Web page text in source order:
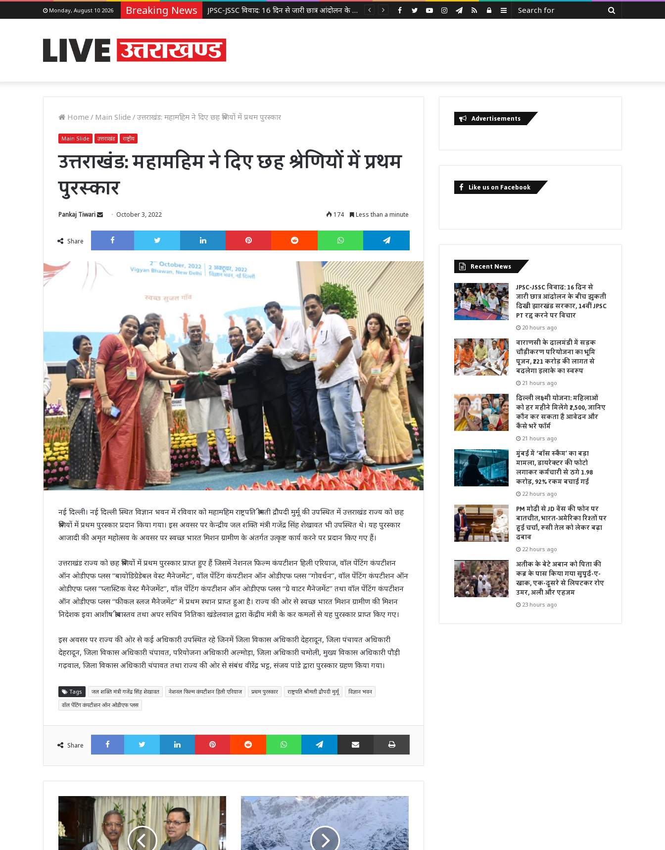
Monday, August 10 2026 Breaking News JPSC-JSSC विवाद: 16 दिन से जारी छात्र आंदोलन के बीच झुकती दिखी झारखंड सरकार, 14वीं JPSC PT रद्द करने पर विचार Sidebar
Log
RSS
Telegram
Instagram
YouTube
Twitter
Facebook
Home / Main Slide /उत्तराखंड: महामहिम ने दिए छह श्रेणियों में प्रथम पुरस्कार
Main Slide उत्तराखंड राष्ट्रीय
उत्तराखंड: महामहिम ने दिए छह श्रेणियों में प्रथम
पुरस्कार
Pankaj Tiwari
Send
email
October 3, 2022 174 Less than a minute
Share
Facebook Twitter LinkedIn Pinterest Reddit WhatsApp Telegram
नई दिल्ली। नई दिल्ली स्थित विज्ञान भवन में रविवार को महामहिम राष्ट्रपति श्रीमती द्रौपदी मुर्मू की उपस्थित में उत्तराखंड राज्य को छह
श्रेणियों में प्रथम पुरस्कार प्रदान किया गया। इस अवसर पर केन्द्रीय जल शक्ति मंत्री गजेंद्र सिंह शेखावत भी उपस्थित थे। यह पुरस्कार
आजादी की अमृत महोत्सव के अवसर पर स्वच्छ भारत मिशन ग्रामीण के अंतर्गत उत्कृष्ट कार्य करने पर प्रदान किए गए हैं।
उत्तराखंड राज्य को छह श्रेणियों में प्रथम पुरस्कार प्राप्त हुए हैं जिसमें नेशनल फिल्म कंपटीशन हिली एरियाज, वॉल पेंटिंग कंपटीशन
ऑन ओडीएफ प्लस ‘‘बायोडिग्रेडेबल वेस्ट मैनेजमेंट’’, वॉल पेंटिंग कंपटीशन ऑन ओडीएफ प्लस ‘‘गोवर्धन’’, वॉल पेंटिंग कंपटीशन ऑन
ओडीएफ प्लस ‘‘प्लास्टिक वेस्ट मैनेजमेंट’’, वॉल पेंटिंग कंपटीशन ऑन ओडीएफ प्लस ‘‘ग्रे वाटर मैनेजमेंट’’ तथा वॉल पेंटिंग कंपटीशन
ऑन ओडीएफ प्लस ‘‘फीकल स्लज मैनेजमेंट’’ में प्रथम स्थान प्राप्त हुआ है। राज्य की ओर से स्वच्छ भारत मिशन ग्रामीण की मिशन
निदेशक इवा आशीष श्रीवास्तव तथा अपर सचिव नितिका खंडेलवाल द्वारा केंद्रीय मंत्री के कर कमलों से यह पुरस्कार प्राप्त किए गए।
इस अवसर पर राज्य की ओर से कई अधिकारी उपस्थित रहे जिनमें जिला विकास अधिकारी देहरादून, जिला पंचायत अधिकारी
देहरादून, जिला विकास अधिकारी चंपावत, परियोजना अधिकारी अल्मोड़ा, जिला अधिकारी चमोली, मुख्य विकास अधिकारी पौड़ी
गढ़वाल, जिला विकास अधिकारी चंपावत तथा राज्य की ओर से संबंध वीरेंद्र भट्ट, संजय पांडे द्वारा पुरस्कार ग्रहण किया गया।
Tags जल शक्ति मंत्री गजेंद्र सिंह शेखावत नेशनल फिल्म कंपटीशन हिली एरियाज प्रथम पुरस्कार राष्ट्रपति श्रीमती द्रौपदी मुर्मू
विज्ञान भवन
वॉल पेंटिंग कंपटीशन ऑन ओडीएफ प्लस
Share
FacebookTwitter LinkedIn Pinterest Reddit WhatsAppTelegram Share via Email Print
Advertisements
Like us on Facebook
Recent News
JPSC-JSSC विवाद: 16 दिन से
जारी छात्र आंदोलन के बीच झुकती
दिखी झारखंड सरकार, 14वीं JPSC
PT रद्द करने पर विचार
20 hours ago
वाराणसी के दालमंडी में सड़क
चौड़ीकरण परियोजना का भूमि
पूजन, ₹221 करोड़ की लागत से
बदलेगा इलाके का स्वरूप
21 hours ago
दिल्ली लक्ष्मी योजना: महिलाओं
को हर महीने मिलेंगे ₹2,500, जानिए
कौन कर सकता है आवेदन और
कैसे भरें फॉर्म
21 hours ago
मुंबई में ‘बॉस स्कैम’ का बड़ा
मामला, डायरेक्टर की फोटो
लगाकर कर्मचारी से ठगे 1.98
करोड़, 92% रकम बचाई गई
22 hours ago
PM मोदी से JD वेंस की फोन पर
बातचीत, भारत-अमेरिका रिश्तों पर
हुई चर्चा, रूसी तेल को लेकर बढ़ा
दबाव
22 hours ago
अतीक के बेटे अबान को पिता की
कब्र के पास किया गया सुपुर्द-ए-
खाक, एक-दूसरे से लिपटकर रोए
उमर, अली और एहजम
23 hours ago